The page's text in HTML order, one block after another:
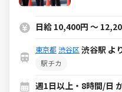
日給 10,400円 ～
東京都 渋谷区 渋谷駅 よ
駅チカ
週1日以上・8時間/日